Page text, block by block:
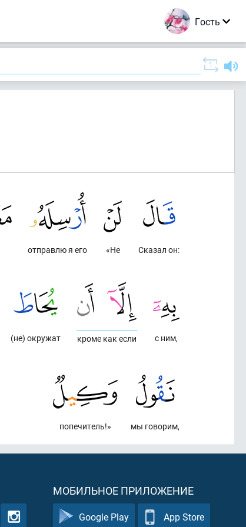
Гость
Сказал он:
«Не
отправлю я его
с ним,
кроме как если
(не) окружат
мы говорим,
попечитель!»
МОБИЛЬНОЕ ПРИЛОЖЕНИЕ
Google Play App Store